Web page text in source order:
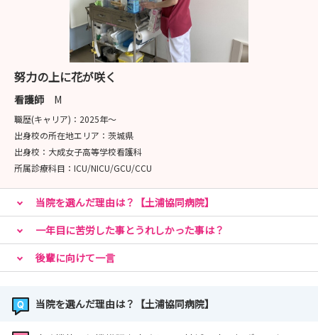
努力の上に花が咲く
看護師 M
職歴(キャリア)： 2025年〜
出身校の所在地エリア： 茨城県
出身校： 大成女子高等学校看護科
所属診療科目： ICU/NICU/GCU/CCU
当院を選んだ理由は？【土浦協同病院】
一年目に苦労した事とうれしかった事は？
後輩に向けて一言
当院を選んだ理由は？【土浦協同病院】